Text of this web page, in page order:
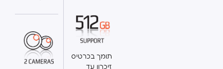
תומך בכרטיס
זיכרון עד